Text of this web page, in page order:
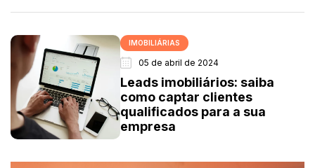
IMOBILIÁRIAS
05 de abril de 2024
Leads imobiliários: saiba
como captar clientes
qualificados para a sua
empresa